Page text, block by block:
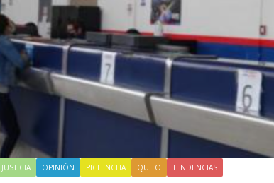
JUSTICIA OPINIÓN PICHINCHA QUITO TENDENCIAS